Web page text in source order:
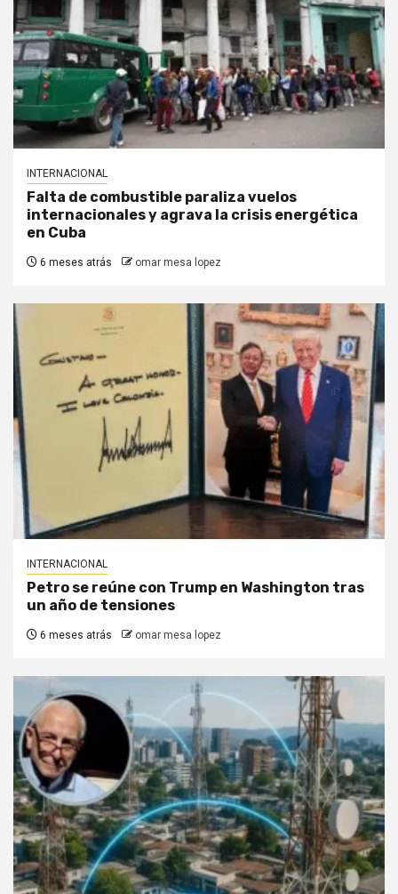
INTERNACIONAL
Falta de combustible paraliza vuelos
internacionales y agrava la crisis energética
en Cuba
6 meses atrás omar mesa lopez
INTERNACIONAL
Petro se reúne con Trump en Washington tras
un año de tensiones
6 meses atrás omar mesa lopez